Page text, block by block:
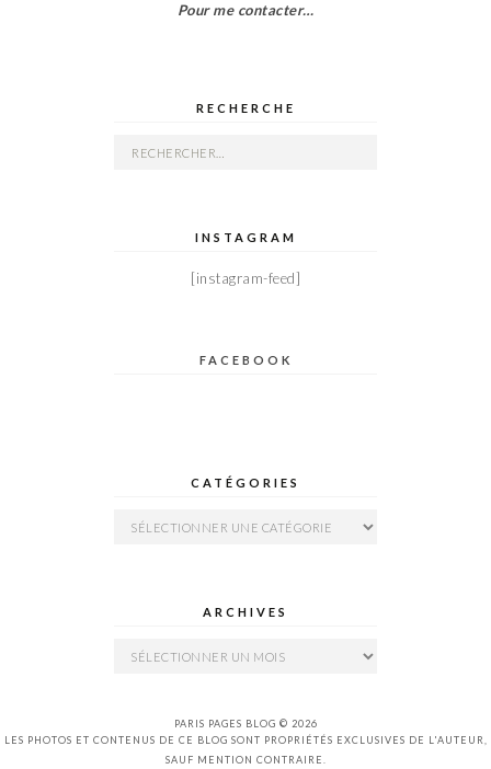
Pour me contacter…
RECHERCHE
Rechercher :
INSTAGRAM
[instagram-feed]
FACEBOOK
CATÉGORIES
Catégories
ARCHIVES
Archives
PARIS PAGES BLOG © 2026
LES PHOTOS ET CONTENUS DE CE BLOG SONT PROPRIÉTÉS EXCLUSIVES DE L'AUTEUR,
SAUF MENTION CONTRAIRE.